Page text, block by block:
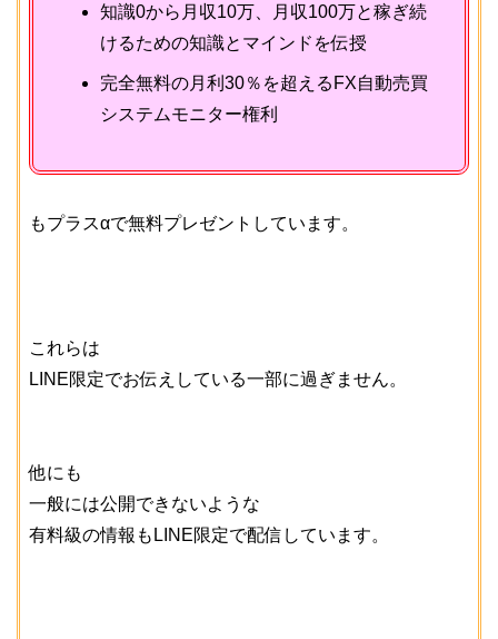
知識0から月収10万、月収100万と稼ぎ続
けるための知識とマインドを伝授
完全無料の月利30％を超えるFX自動売買
システムモニター権利
もプラスαで無料プレゼントしています。
これらは
LINE限定でお伝えしている一部に過ぎません。
他にも
一般には公開できないような
有料級の情報もLINE限定で配信しています。